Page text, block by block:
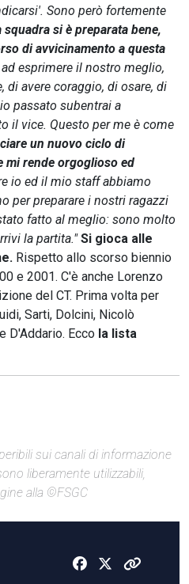
Sono però fortemente
squadra si è preparata bene,
di avvicinamento a questa
esprimere il nostro meglio,
avere coraggio, di osare, di
passato subentrai a
il vice. Questo per me è come
un nuovo ciclo di
mi rende orgoglioso ed
io ed il mio staff abbiamo
per preparare i nostri ragazzi
fatto al meglio: sono molto
la partita." Si gioca alle
Rispetto allo scorso biennio
e 2001. C'è anche Lorenzo
del CT. Prima volta per
Sarti, Dolcini, Nicolò
D'Addario. Ecco la lista
sui canali di informazione
liberamente utilizzabili,
alla ©FSGC